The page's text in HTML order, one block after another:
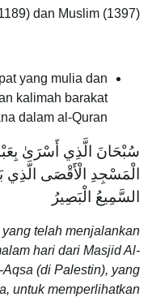
dan Muslim (1397)
yang mulia dan
kalimah barakat
dalam al-Quran
سُبْحَانَ الَّذِي أَسْرَىٰ
الْمَسْجِدِ الْأَقْصَى الَّذِي
السَّمِيعُ الْبَصِيرُ
yang telah menjalankan
hari dari Masjid Al-
(di Palestin), yang
untuk memperlihatkan